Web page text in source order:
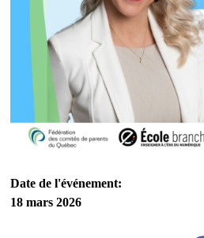
Date de l'événement:
18 mars 2026